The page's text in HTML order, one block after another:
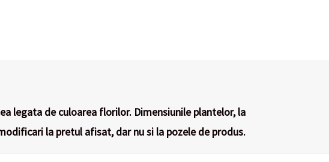
legata de culoarea florilor. Dimensiunile plantelor, la
la pretul afisat, dar nu si la pozele de produs.